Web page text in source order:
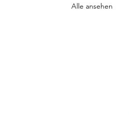
Alle ansehen